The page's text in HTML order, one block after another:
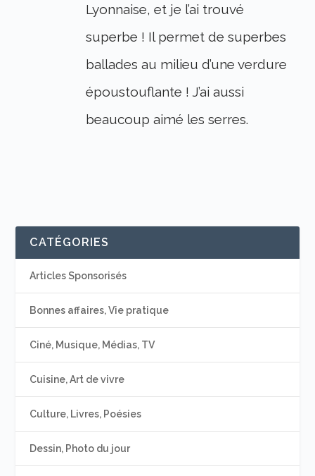
Lyonnaise, et je l’ai trouvé
superbe ! Il permet de superbes
ballades au milieu d’une verdure
époustouflante ! J’ai aussi
beaucoup aimé les serres.
CATÉGORIES
Articles Sponsorisés
Bonnes affaires, Vie pratique
Ciné, Musique, Médias, TV
Cuisine, Art de vivre
Culture, Livres, Poésies
Dessin, Photo du jour